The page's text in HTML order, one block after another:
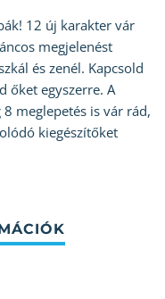
12 új karakter vár
megjelenést
és zenél. Kapcsold
őket egyszerre. A
meglepetés is vár rád,
kiegészítőket